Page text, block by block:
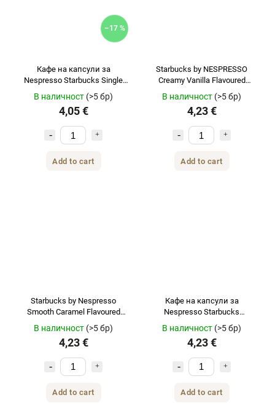
–17 %
Кафе на капсули за
Nespresso Starbucks Single
Origin Колумбия 10 бр.
В наличност (>5 бр)
4,05 €
Add to cart
Starbucks by NESPRESSO
Creamy Vanilla Flavoured
Coffee кафе на капсули 10
бр.
В наличност (>5 бр)
4,23 €
Add to cart
Starbucks by Nespresso
Smooth Caramel Flavoured
Coffee кафе на капсули 10
бр.
В наличност (>5 бр)
4,23 €
Add to cart
Кафе на капсули за
Nespresso Starbucks
Guatemala Single Origin 10 бр.
В наличност (>5 бр)
4,23 €
Add to cart